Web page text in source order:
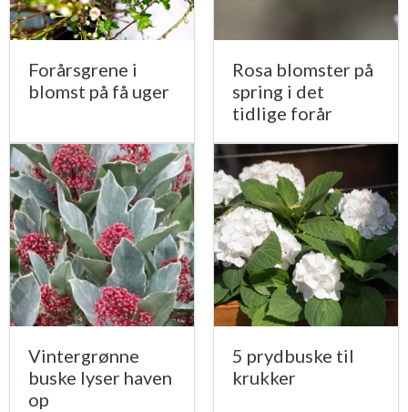
Forårsgrene i
blomst på få uger
Rosa blomster på
spring i det
tidlige forår
Vintergrønne
buske lyser haven
op
5 prydbuske til
krukker